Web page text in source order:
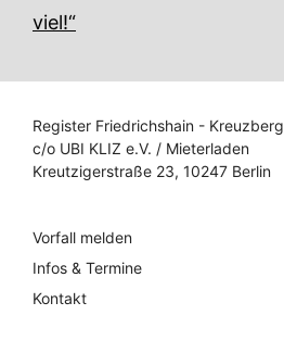
viel!“
Register Friedrichshain - Kreuzberg
c/o UBI KLIZ e.V. / Mieterladen
Kreutzigerstraße 23, 10247 Berlin
Vorfall melden
Infos & Termine
Kontakt